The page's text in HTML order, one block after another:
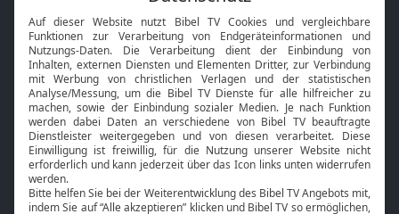
Neuigkeiten
Smart TV
HbbTV
Bibelthek Online-Bibel
Nächster Gottesdienst
Bibel TV
Über uns
Service
Kontakt